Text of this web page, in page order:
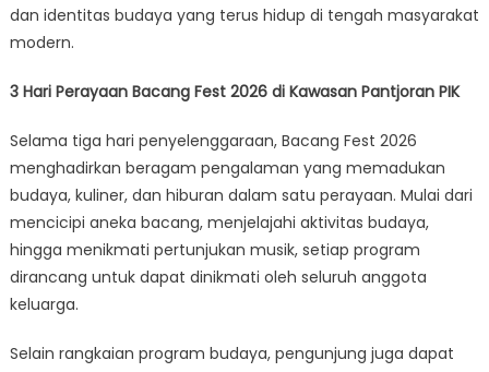
dan identitas budaya yang terus hidup di tengah masyarakat
modern.
3 Hari Perayaan Bacang Fest 2026 di Kawasan Pantjoran PIK
Selama tiga hari penyelenggaraan, Bacang Fest 2026
menghadirkan beragam pengalaman yang memadukan
budaya, kuliner, dan hiburan dalam satu perayaan. Mulai dari
mencicipi aneka bacang, menjelajahi aktivitas budaya,
hingga menikmati pertunjukan musik, setiap program
dirancang untuk dapat dinikmati oleh seluruh anggota
keluarga.
Selain rangkaian program budaya, pengunjung juga dapat